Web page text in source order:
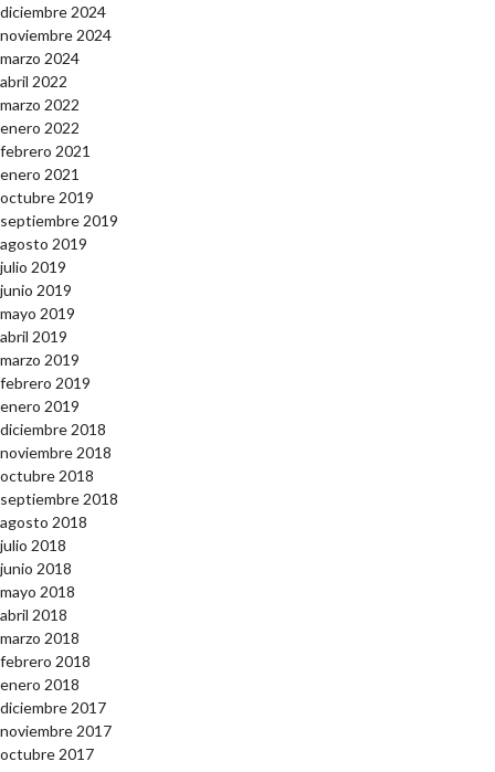
diciembre 2024
noviembre 2024
marzo 2024
abril 2022
marzo 2022
enero 2022
febrero 2021
enero 2021
octubre 2019
septiembre 2019
agosto 2019
julio 2019
junio 2019
mayo 2019
abril 2019
marzo 2019
febrero 2019
enero 2019
diciembre 2018
noviembre 2018
octubre 2018
septiembre 2018
agosto 2018
julio 2018
junio 2018
mayo 2018
abril 2018
marzo 2018
febrero 2018
enero 2018
diciembre 2017
noviembre 2017
octubre 2017